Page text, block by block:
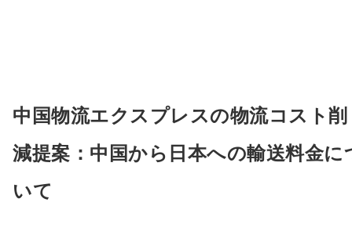
中国物流エクスプレスの物流コスト削
減提案：中国から日本への輸送料金に
いて